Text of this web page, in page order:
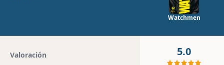
Watchmen
Valoración 5.0